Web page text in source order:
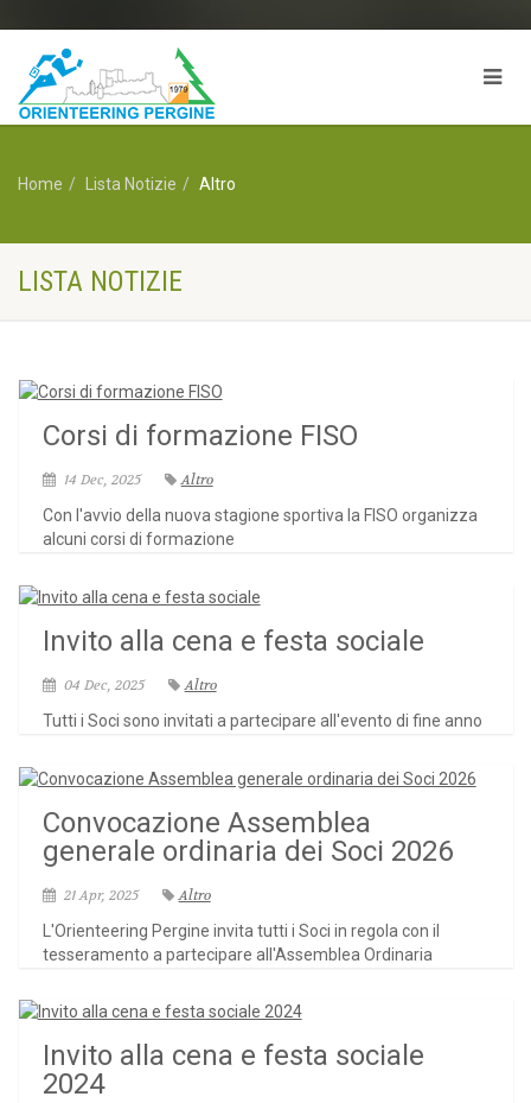
Home Lista Notizie Altro
LISTA NOTIZIE
Corsi di formazione FISO
14 Dec, 2025
Altro
Con l'avvio della nuova stagione sportiva la FISO organizza
alcuni corsi di formazione
Invito alla cena e festa sociale
04 Dec, 2025
Altro
Tutti i Soci sono invitati a partecipare all'evento di fine anno
Convocazione Assemblea
generale ordinaria dei Soci 2026
21 Apr, 2025
Altro
L'Orienteering Pergine invita tutti i Soci in regola con il
tesseramento a partecipare all'Assemblea Ordinaria
Invito alla cena e festa sociale
2024